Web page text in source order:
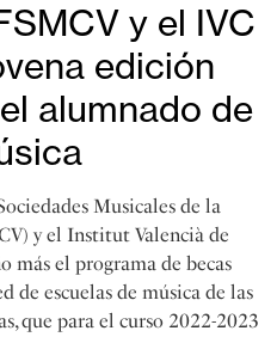
y el IVC
edición
alumnado de
Musicales de la
y el Institut Valencià de
más el programa de becas
de escuelas de música de las
que para el curso 2022-2023